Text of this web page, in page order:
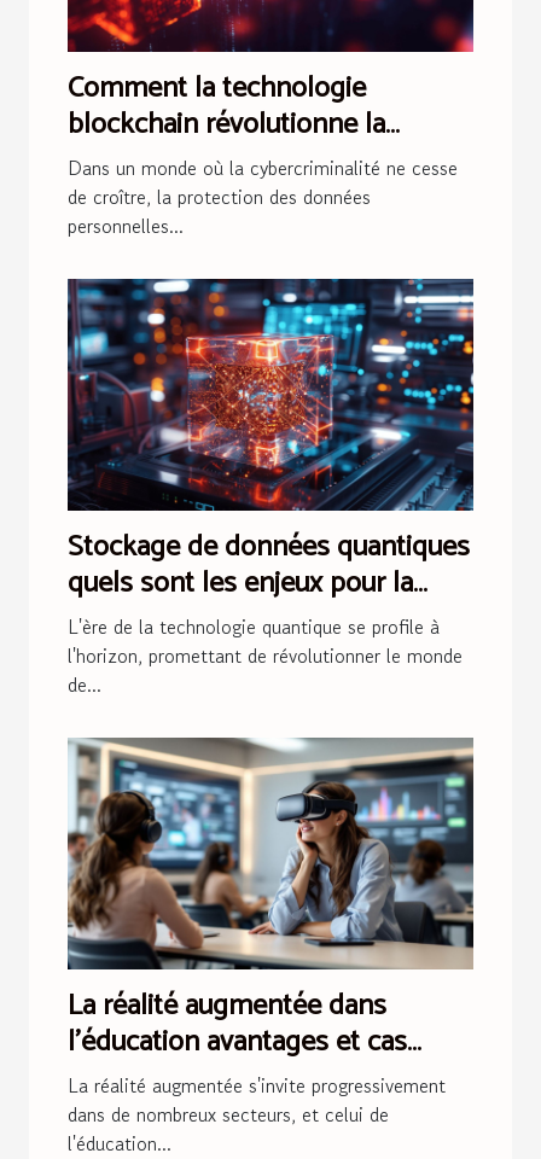
Comment la technologie
blockchain révolutionne la
sécurité des données
personnelles
Dans un monde où la cybercriminalité ne cesse
de croître, la protection des données
personnelles...
Stockage de données quantiques
quels sont les enjeux pour la
sécurité informatique
L'ère de la technologie quantique se profile à
l'horizon, promettant de révolutionner le monde
de...
La réalité augmentée dans
l'éducation avantages et cas
d'usage innovants
La réalité augmentée s'invite progressivement
dans de nombreux secteurs, et celui de
l'éducation...